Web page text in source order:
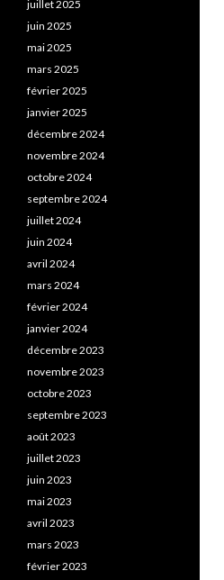
juillet 2025
juin 2025
mai 2025
mars 2025
février 2025
janvier 2025
décembre 2024
novembre 2024
octobre 2024
septembre 2024
juillet 2024
juin 2024
avril 2024
mars 2024
février 2024
janvier 2024
décembre 2023
novembre 2023
octobre 2023
septembre 2023
août 2023
juillet 2023
juin 2023
mai 2023
avril 2023
mars 2023
février 2023